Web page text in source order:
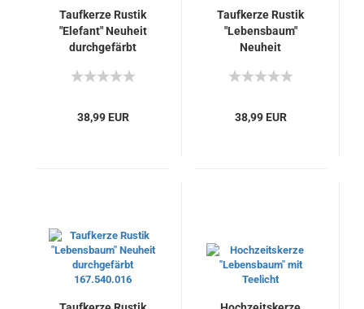
Taufkerze Rustik
"Elefant" Neuheit
durchgefärbt
38,99 EUR
Taufkerze Rustik
"Lebensbaum"
Neuheit
167.540.007
38,99 EUR